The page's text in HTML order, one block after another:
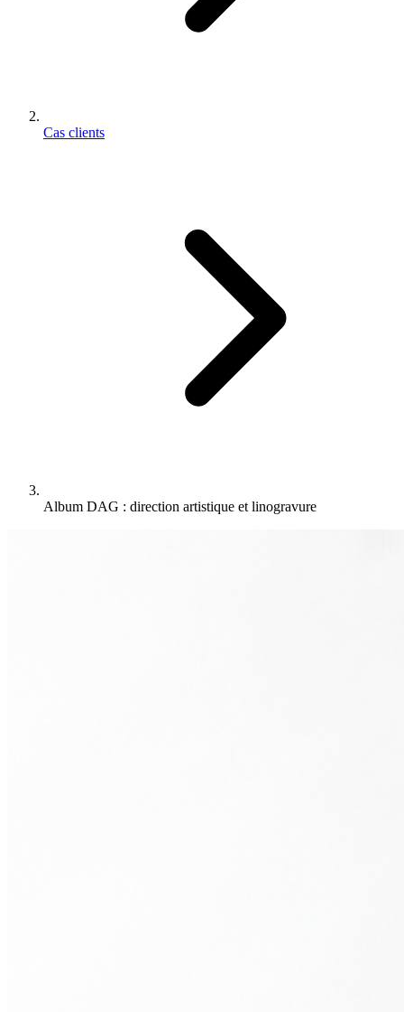
Cas clients
Album DAG : direction artistique et linogravure